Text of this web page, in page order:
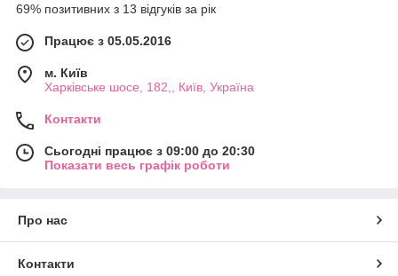
69% позитивних з 13 відгуків за рік
Працює з 05.05.2016
м. Київ
Харківське шосе, 182,, Київ, Україна
Контакти
Сьогодні працює з 09:00 до 20:30
Показати весь графік роботи
Про нас
Контакти